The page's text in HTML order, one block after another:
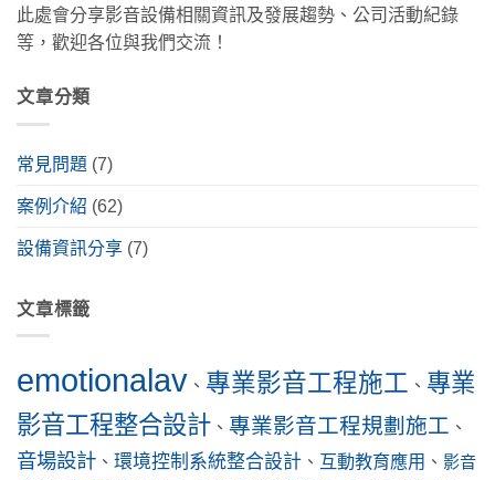
此處會分享影音設備相關資訊及發展趨勢、公司活動紀錄
等，歡迎各位與我們交流！
文章分類
常見問題 (7)
案例介紹 (62)
設備資訊分享 (7)
文章標籤
emotionalav 、 專業影音工程施工 、 專業
影音工程整合設計 、 專業影音工程規劃施工 、
音場設計 、 環境控制系統整合設計 、 互動教育應用 、 影音